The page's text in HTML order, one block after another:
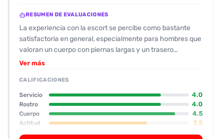
RESUMEN DE EVALUACIONES
La experiencia con la escort se percibe como bastante
satisfactoria en general, especialmente para hombres que
valoran un cuerpo con piernas largas y un trasero
marcado. El físico se destaca con piel blanca, busto medio,
oscuros y labios pequeños que les gana una puntuación de
8 / 10. Su actitud resulta amigable y dispuesta a responder
preguntas básicas, aunque se menciona que la
conversación es algo limitada y no muy propositiva. El
trato en el momento del encuentro fue profesional: la
escort llega con ropa que coincide con las fotos (tanga y
Ver más
CALIFICACIONES
Servicio 4.0
Rostro 4.0
Cuerpo 4.5
Actitud 3.5